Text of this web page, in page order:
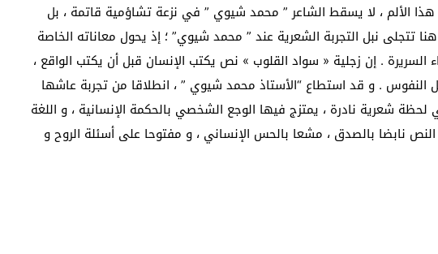
الألم ، لا يسقط الشاعر ” محمد شيوي ” في نزعة تشاؤمية قاتمة ، بل
تتجلى نبل التجربة الشعرية عند ” محمد شيوي” ؛ إذ يحول معاناته الخاصة
السريرة . إن زجلية « سواد القلوب » نص يكتب الإنسان قبل أن يكتب الواقع ،
. و قد استطاع “الأستاذ محمد شيوي ” ، انطلاقا من تجربة عاشها
لحظة شعرية نادرة ، يمتزج فيها الوجع الشخصي بالحكمة الإنسانية ، و اللغة
النص نابضا بالصدق ، مشعا بالحس الإنساني ، و مفتوحا على أسئلة الروح و